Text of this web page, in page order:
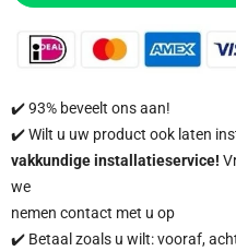
✔️ 93% beveelt ons aan!
✔️ Wilt u uw product ook laten
vakkundige installatieservice!
we
nemen contact met u op
✔️ Betaal zoals u wilt: vooraf,